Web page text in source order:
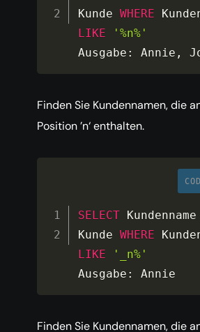
Kunde WHERE
LIKE
'%n%'
Ausgabe : Annie ,
Finden Sie Kundennamen, die
Position ’n‘ enthalten.
SELECT Kundenname
Kunde WHERE
LIKE
'_n%'
Ausgabe : Annie
Finden Sie Kundennamen, die